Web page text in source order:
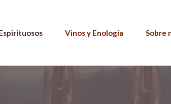
Vinos y Enología Sobre